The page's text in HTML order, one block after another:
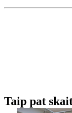
Taip pat